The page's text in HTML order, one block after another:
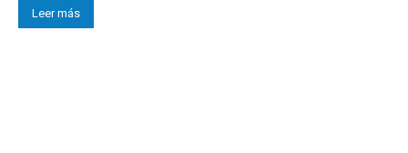
Leer más